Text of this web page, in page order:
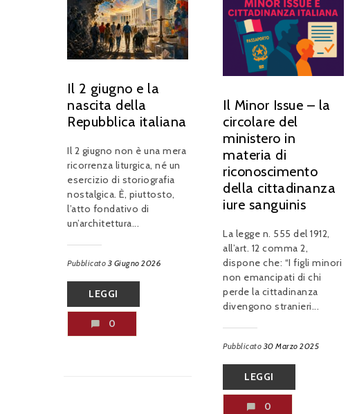
Il 2 giugno e la
nascita della
Repubblica italiana
Il 2 giugno non è una mera
ricorrenza liturgica, né un
esercizio di storiografia
nostalgica. È, piuttosto,
l’atto fondativo di
un’architettura...
Pubblicato 3 Giugno 2026
LEGGI
0
Il Minor Issue – la
circolare del
ministero in
materia di
riconoscimento
della cittadinanza
iure sanguinis
La legge n. 555 del 1912,
all’art. 12 comma 2,
dispone che: “I figli minori
non emancipati di chi
perde la cittadinanza
divengono stranieri...
Pubblicato30 Marzo 2025
LEGGI
0